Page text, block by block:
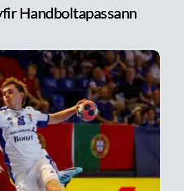
Handboltapassann